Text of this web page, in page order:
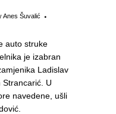
Anes Šuvalić
auto struke
je izabran
Ladislav
Strancarić. U
navedene, ušli